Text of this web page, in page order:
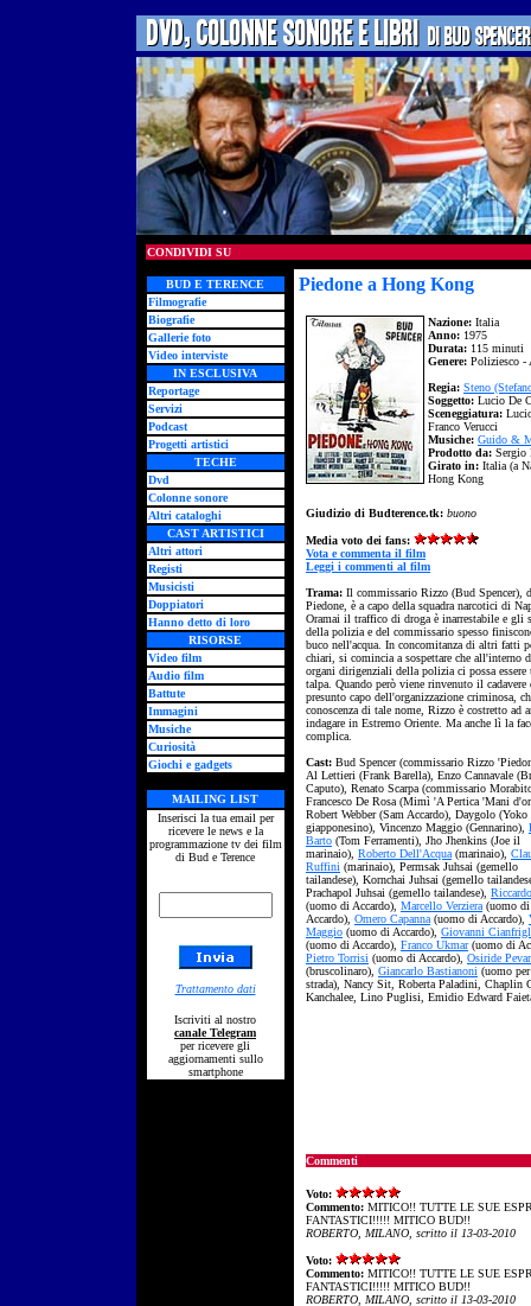
CONDIVIDI SU
BUD E TERENCE
Filmografie
Biografie
Gallerie foto
Video interviste
IN ESCLUSIVA
Reportage
Servizi
Podcast
Progetti artistici
TECHE
Dvd
Colonne sonore
Altri cataloghi
CAST ARTISTICI
Altri attori
Registi
Musicisti
Doppiatori
Hanno detto di loro
RISORSE
Video film
Audio film
Battute
Immagini
Musiche
Curiosità
Giochi e gadgets
MAILING LIST
Inserisci la tua email per
ricevere le news e la
programmazione tv dei film
di Bud e Terence
Trattamento dati
Iscriviti al nostro
canale Telegram
per ricevere gli
aggiornamenti sullo
smartphone
Piedone a Hong Kong
Nazione: Italia
Anno: 1975
Durata: 115 minuti
Genere: Poliziesco -
Regia: Steno
Soggetto: Lucio De
Sceneggiatura:
Franco Verucci
Musiche: Guido &
Prodotto da: Sergio
Girato in: Italia (a
Hong Kong
Giudizio di Budterence.tk: buono
Media voto dei fans:
Vota e commenta il film
Leggi i commenti al film
Trama: Il commissario Rizzo (Bud Spencer),
Piedone, è a capo della squadra narcotici di
Oramai il traffico di droga è inarrestabile e gli
della polizia e del commissario spesso
buco nell'acqua. In concomitanza di altri fatti
chiari, si comincia a sospettare che all'interno
organi dirigenziali della polizia ci possa essere
talpa. Quando però viene rinvenuto il cadavere
presunto capo dell'organizzazione criminosa,
conoscenza di tale nome, Rizzo è costretto ad
indagare in Estremo Oriente. Ma anche lì la
complica.
Cast: Bud Spencer (commissario Rizzo
Al Lettieri (Frank Barella), Enzo Cannavale
Caputo), Renato Scarpa (commissario
Francesco De Rosa (Mimì 'A Pertica 'Mani
Robert Webber (Sam Accardo), Daygolo
giapponesino), Vincenzo Maggio (Gennarino),
Barto (Tom Ferramenti), Jho Jhenkins (Joe il
marinaio), Roberto Dell'Acqua (marinaio),
Ruffini (marinaio), Permsak Juhsai (gemello
tailandese), Kornchai Juhsai (gemello
Prachapol Juhsai (gemello tailandese),
(uomo di Accardo), Marcello Verziera (uomo di
Accardo), Omero Capanna (uomo di Accardo),
Maggio (uomo di Accardo), Giovanni
(uomo di Accardo), Franco Ukmar(uomo di
Pietro Torrisi (uomo di Accardo), Osiride
(bruscolinaro), Giancarlo Bastianoni (uomo
strada), Nancy Sit, Roberta Paladini, Chaplin
Kanchalee, Lino Puglisi, Emidio Edward
Commenti
Voto:
Commento: MITICO!! TUTTE LE SUE
FANTASTICI!!!!! MITICO BUD!!
ROBERTO, MILANO, scritto il 13-03-2010
Voto:
Commento: MITICO!! TUTTE LE SUE
FANTASTICI!!!!! MITICO BUD!!
ROBERTO, MILANO, scritto il 13-03-2010